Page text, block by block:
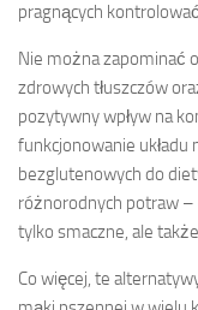
pragnących
Nie można zapominać o
zdrowych tłuszczów
pozytywny wpływ na
funkcjonowanie
bezglutenowych do
różnorodnych potraw –
tylko smaczne, ale
Co więcej, te